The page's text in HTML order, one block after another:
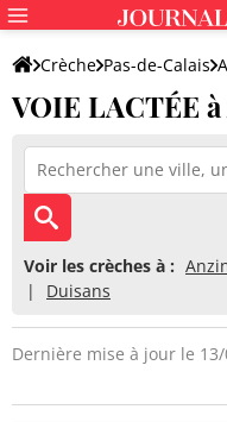
Crèche Pas-de-Calais
VOIE LACTÉE
Voir les crèches à :
Duisans
Dernière mise à jour le